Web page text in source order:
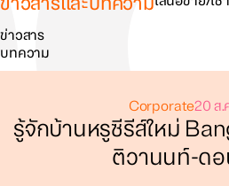
ค้นหา
ข่าวสาร
บทความ
Corporate20 ส.
รู้จักบ้านหรูซีรีส์ใหม่
ติวานนท์-ดอ